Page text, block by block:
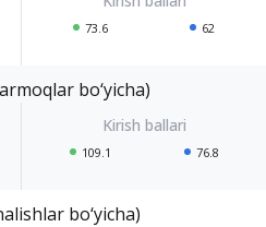
73.6 62
bo‘yicha)
109.1 76.8
bo‘yicha)